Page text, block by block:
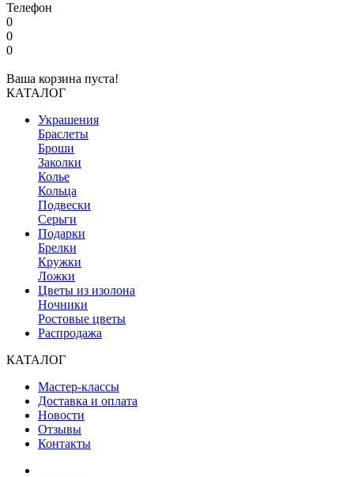
Телефон
0
0
0
Ваша корзина пуста!
КАТАЛОГ
Украшения
Браслеты
Броши
Заколки
Колье
Кольца
Подвески
Серьги
Подарки
Брелки
Кружки
Ложки
Цветы из изолона
Ночники
Ростовые цветы
Распродажа
КАТАЛОГ
Мастер-классы
Доставка и оплата
Новости
Отзывы
Контакты